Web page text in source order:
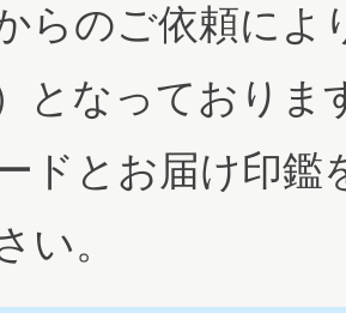
らのご依頼によ
となっており
ドとお届け印鑑
い。